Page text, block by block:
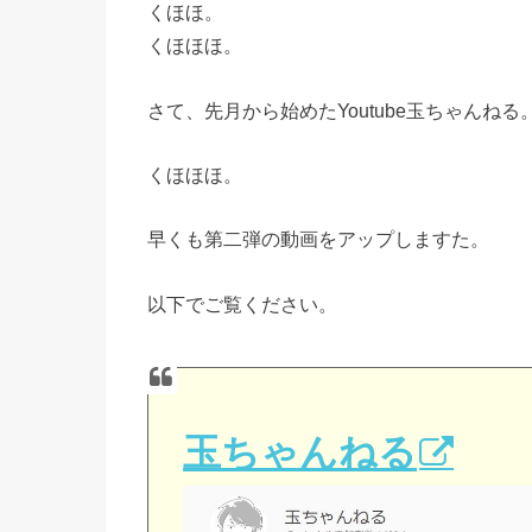
くほほ。
くほほほ。
さて、先月から始めたYoutube玉ちゃんねる
くほほほ。
早くも第二弾の動画をアップしますた。
以下でご覧ください。
玉ちゃんねる